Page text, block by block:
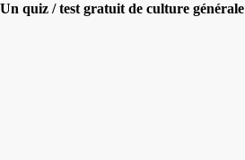
Un quiz / test gratuit de culture générale